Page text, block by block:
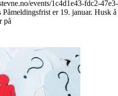
events/1c4d1e43-fdc2-47e3-
Påmeldingsfrist er 19. januar. Husk å
på